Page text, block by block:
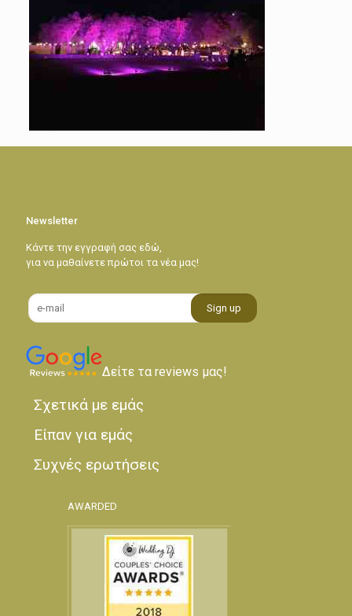
Newsletter
Κάντε την εγγραφή σας εδώ,
για να μαθαίνετε πρώτοι τα νέα μας!
Δείτε τα reviews μας!
Σχετικά με εμάς
Είπαν για εμάς
Συχνές ερωτήσεις
AWARDED